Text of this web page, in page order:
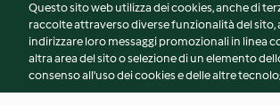
Questo sito web utilizza dei cookies, anche di
raccolte attraverso diverse funzionalità del
indirizzare loro messaggi promozionali in linea
altra area del sito o selezione di un elemento
consenso all'uso dei cookies e delle altre